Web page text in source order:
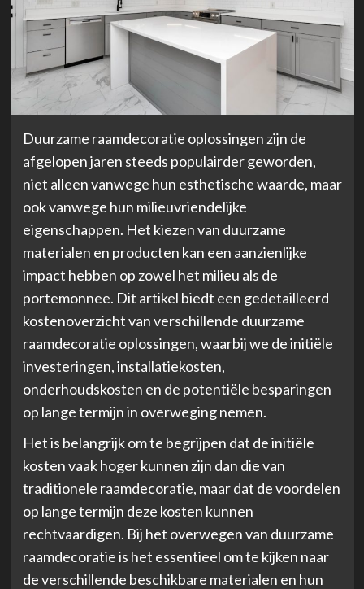
Duurzame raamdecoratie oplossingen zijn de
afgelopen jaren steeds populairder geworden,
niet alleen vanwege hun esthetische waarde, maar
ook vanwege hun milieuvriendelijke
eigenschappen. Het kiezen van duurzame
materialen en producten kan een aanzienlijke
impact hebben op zowel het milieu als de
portemonnee. Dit artikel biedt een gedetailleerd
kostenoverzicht van verschillende duurzame
raamdecoratie oplossingen, waarbij we de initiële
investeringen, installatiekosten,
onderhoudskosten en de potentiële besparingen
op lange termijn in overweging nemen.
Het is belangrijk om te begrijpen dat de initiële
kosten vaak hoger kunnen zijn dan die van
traditionele raamdecoratie, maar dat de voordelen
op lange termijn deze kosten kunnen
rechtvaardigen. Bij het overwegen van duurzame
raamdecoratie is het essentieel om te kijken naar
de verschillende beschikbare materialen en hun